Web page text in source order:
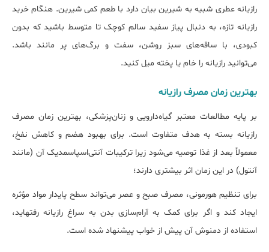
رازیانه عطری شبیه به شیرین بیان دارد با طعم کمی شیرین. هنگام خرید
رازیانه تازه، به دنبال پیاز سفید سالم کوچک تا متوسط ​​باشید که بدون
کبودی، با ساقه‌های سبز روشن، سفت و برگ‌های پر مانند باشد.
می‌توانید رازیانه را خام یا پخته میل کنید.
بهترین زمان مصرف رازیانه
بر پایه مطالعات معتبر گیاه‌دارویی و زنان‌پزشکی، بهترین زمان مصرف
رازیانه بسته به هدف متفاوت است. برای بهبود هضم و کاهش نفخ،
معمولاً بعد از غذا توصیه می‌شود زیرا ترکیبات آنتی‌اسپاسمدیک آن (مانند
آنتول) در این زمان اثر بیشتری دارند؛
برای تنظیم هورمونی، مصرف صبح و عصر می‌تواند سطح پایدار مواد مؤثره
ایجاد کند و اگر برای کمک به آرام‌سازی بدن به سراغ رازیانه رفته‏اید،
استفاده از دمنوش آن پیش از خواب پیشنهاد شده است.